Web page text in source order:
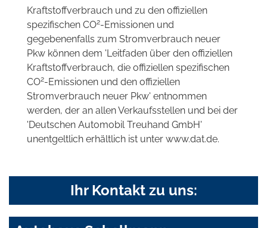
Kraftstoffverbrauch und zu den offiziellen
spezifischen CO2-Emissionen und
gegebenenfalls zum Stromverbrauch neuer
Pkw können dem 'Leitfaden über den offiziellen
Kraftstoffverbrauch, die offiziellen spezifischen
CO2-Emissionen und den offiziellen
Stromverbrauch neuer Pkw' entnommen
werden, der an allen Verkaufsstellen und bei der
'Deutschen Automobil Treuhand GmbH'
unentgeltlich erhältlich ist unter www.dat.de.
Ihr Kontakt zu uns: